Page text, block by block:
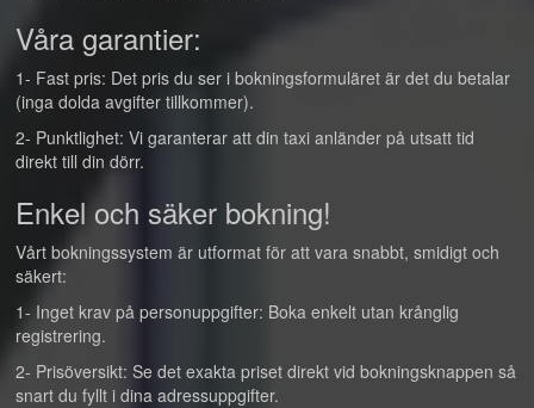
Våra garantier:
1- Fast pris: Det pris du ser i bokningsformuläret är det du betalar
(inga dolda avgifter tillkommer).
2- Punktlighet: Vi garanterar att din taxi anländer på utsatt tid
direkt till din dörr.
Enkel och säker bokning!
Vårt bokningssystem är utformat för att vara snabbt, smidigt och
säkert:
1- Inget krav på personuppgifter: Boka enkelt utan krånglig
registrering.
2- Prisöversikt: Se det exakta priset direkt vid bokningsknappen så
snart du fyllt i dina adressuppgifter.